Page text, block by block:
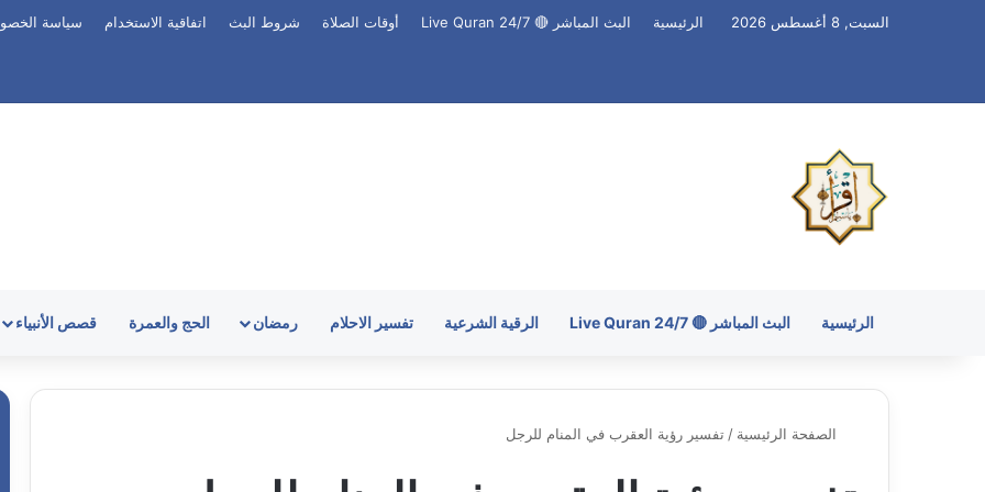
السبت, 8 أغسطس 2026 الرئيسية البث المباشر 🔴 Live Quran 24/7 أوقات الصلاة شروط البث اتفاقية الاستخدام سياسة
الرئيسية البث المباشر 🔴 Live Quran 24/7 الرقية الشرعية تفسير الاحلام رمضان الحج والعمرة قصص الأنبياء
الصفحة الرئيسية /تفسير رؤية العقرب في المنام للرجل